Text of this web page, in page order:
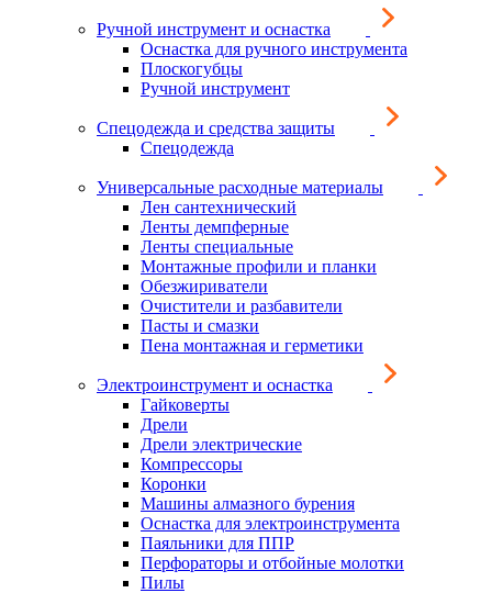
Ручной инструмент и оснастка
Оснастка для ручного инструмента
Плоскогубцы
Ручной инструмент
Спецодежда и средства защиты
Спецодежда
Универсальные расходные материалы
Лен сантехнический
Ленты демпферные
Ленты специальные
Монтажные профили и планки
Обезжириватели
Очистители и разбавители
Пасты и смазки
Пена монтажная и герметики
Электроинструмент и оснастка
Гайковерты
Дрели
Дрели электрические
Компрессоры
Коронки
Машины алмазного бурения
Оснастка для электроинструмента
Паяльники для ППР
Перфораторы и отбойные молотки
Пилы